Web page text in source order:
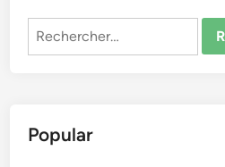
Rechercher :
Popular